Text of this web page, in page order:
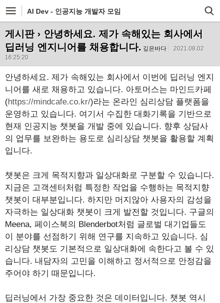
AI Dev - 인공지능 개발자 모임
게시판› 안녕하세요. 제가 속해있는 회사에서
딥러닝 엔지니어를 채용합니다. 깊은바다
2021.08.02
16:25:20
안녕하세요. 제가 속해있는 회사에서 이번에 딥러닝 엔지
니어를 새로 채용하고 있습니다. 아토머스는 마인드카페
(https://mindcafe.co.kr/)라는 온라인 심리상담 플랫폼을
운영하고 있습니다. 여기서 수집한 대화기록을 기반으로
현재 인공지능 챗봇을 개발 중에 있습니다. 향후 상담사
의 업무를 보완하는 용도로 심리상담 챗봇을 활용할 계획
입니다.
챗봇은 크게 목적지향과 일상대화로 구분할 수 있습니다.
지금은 고객센터처럼 특정한 작업을 수행하는 목적지향
챗봇이 대부분입니다. 하지만 머지않아 사용자의 감성을
자극하는 일상대화 챗봇이 크게 발전할 것입니다. 구글의
Meena, 페이스북의 Blenderbot처럼 글로벌 대기업들도
이 분야를 선점하기 위해 연구를 지속하고 있습니다. 심
리상담 챗봇도 기본적으로 일상대화에 속한다고 볼 수 있
습니다. 내담자의 고민을 이해하고 정서적으로 안정감을
주어야 하기 때문입니다.
딥러닝에서 가장 중요한 것은 데이터입니다. 챗봇 역시